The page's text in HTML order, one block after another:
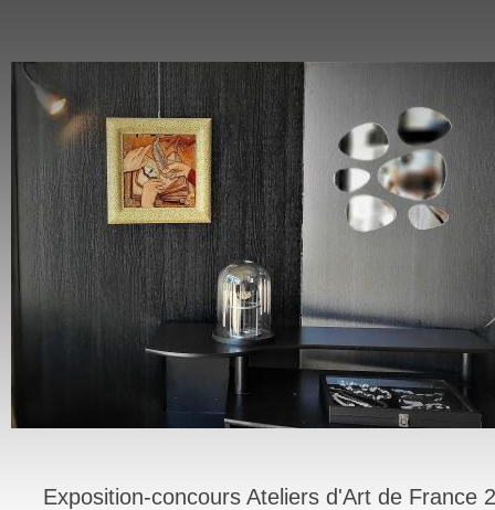
Exposition-concours Ateliers d'Art de France